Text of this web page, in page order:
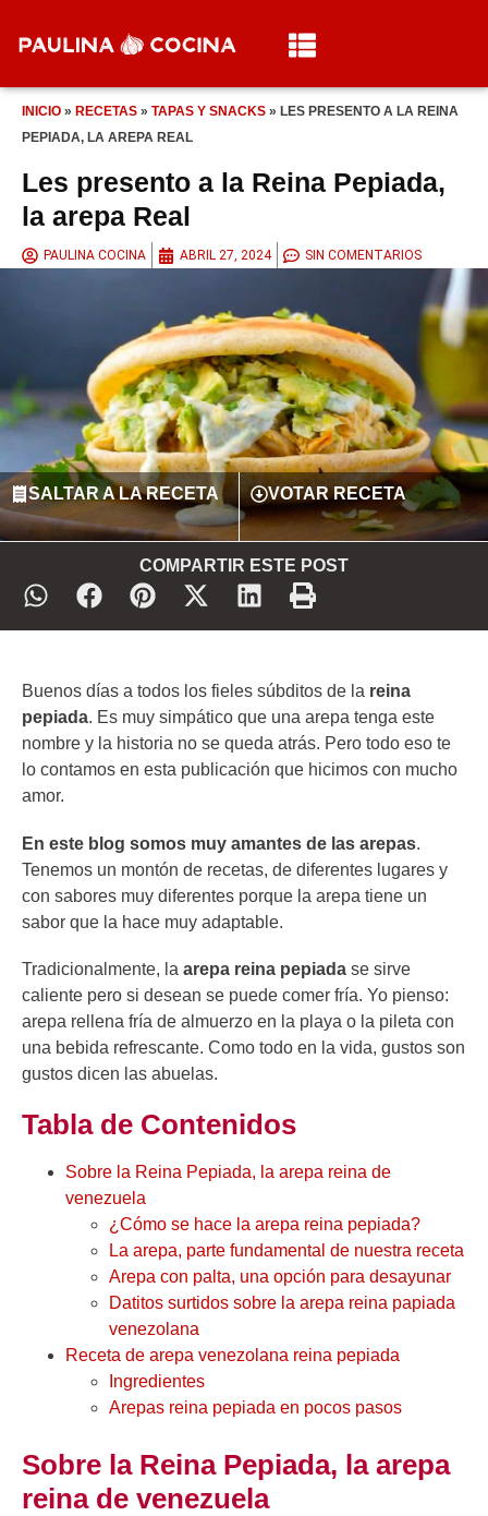
INICIO » RECETAS » TAPAS Y SNACKS » LES PRESENTO A LA REINA
PEPIADA, LA AREPA REAL
Les presento a la Reina Pepiada,
la arepa Real
PAULINA COCINA ABRIL 27, 2024 SIN COMENTARIOS
SALTAR A LA RECETA VOTAR RECETA
COMPARTIR ESTE POST
Buenos días a todos los fieles súbditos de la reina
pepiada. Es muy simpático que una arepa tenga este
nombre y la historia no se queda atrás. Pero todo eso te
lo contamos en esta publicación que hicimos con mucho
amor.
En este blog somos muy amantes de las arepas.
Tenemos un montón de recetas, de diferentes lugares y
con sabores muy diferentes porque la arepa tiene un
sabor que la hace muy adaptable.
Tradicionalmente, la arepa reina pepiada se sirve
caliente pero si desean se puede comer fría. Yo pienso:
arepa rellena fría de almuerzo en la playa o la pileta con
una bebida refrescante. Como todo en la vida, gustos son
gustos dicen las abuelas.
Tabla de Contenidos
Sobre la Reina Pepiada, la arepa reina de
venezuela
¿Cómo se hace la arepa reina pepiada?
La arepa, parte fundamental de nuestra receta
Arepa con palta, una opción para desayunar
Datitos surtidos sobre la arepa reina papiada
venezolana
Receta de arepa venezolana reina pepiada
Ingredientes
Arepas reina pepiada en pocos pasos
Sobre la Reina Pepiada, la arepa
reina de venezuela